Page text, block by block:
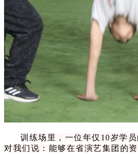
训练场里，一位年仅10岁学
对我们说：能够在省演艺集团的